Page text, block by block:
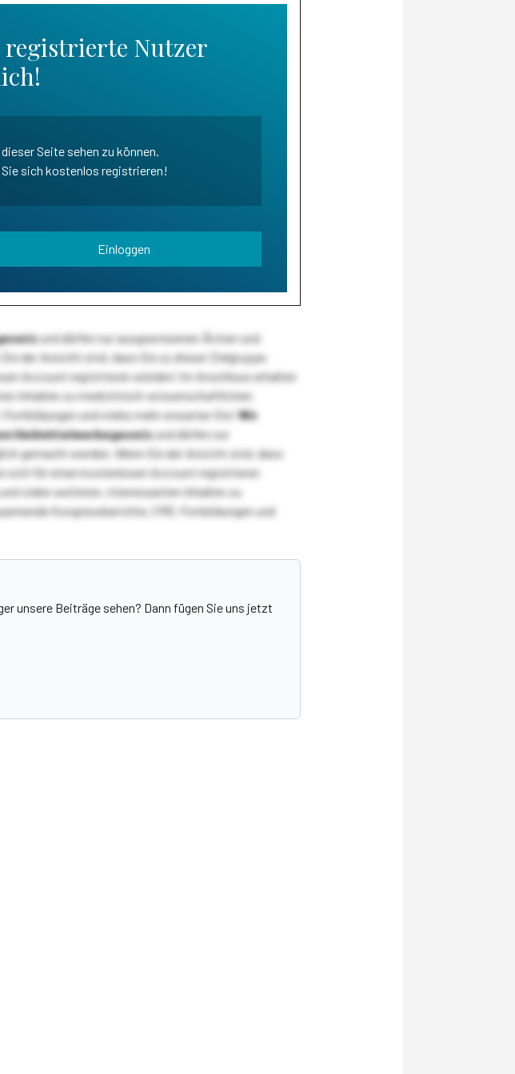
Nutzer
Seite sehen zu können.
sich kostenlos registrieren!
Einloggen
und dürfen nur ausgewiesenen Ärzten und
der Ansicht sind, dass Sie zu dieser Zielgruppe
Account registrieren würden! Im Anschluss erhalten
Inhalten zu medizinisch-wissenschaftlichen
und vieles mehr erwarten Sie!Wir
Heilmittelwerbegesetzund dürfen nur
gemacht werden. Wenn Sie der Ansicht sind, dass
sich für einen kostenlosen Account registrieren
vielen weiteren, interessanten Inhalten zu
Kongressberichte, CME-Fortbildungen und
unsere Beiträge sehen? Dann fügen Sie uns jetzt